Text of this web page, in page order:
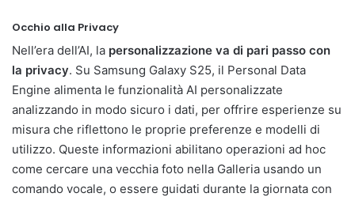
Occhio alla Privacy
Nell’era dell’AI, la personalizzazione va di pari passo con
la privacy. Su Samsung Galaxy S25, il Personal Data
Engine alimenta le funzionalità AI personalizzate
analizzando in modo sicuro i dati, per offrire esperienze su
misura che riflettono le proprie preferenze e modelli di
utilizzo. Queste informazioni abilitano operazioni ad hoc
come cercare una vecchia foto nella Galleria usando un
comando vocale, o essere guidati durante la giornata con